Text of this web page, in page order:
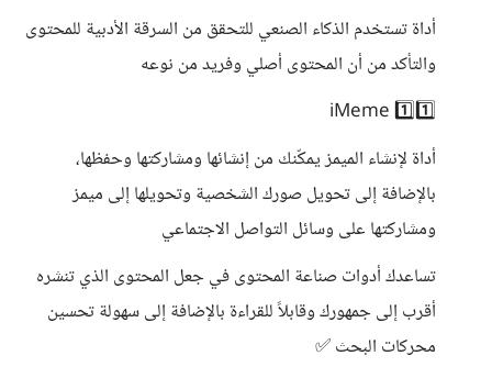
أداة تستخدم الذكاء الصنعي للتحقق من السرقة الأدبية للمحتوى
والتأكد من أن المحتوى أصلي وفريد من نوعه
1️⃣1️⃣ iMeme
أداة لإنشاء الميمز يمكّنك من إنشائها ومشاركتها وحفظها،
بالإضافة إلى تحويل صورك الشخصية وتحويلها إلى ميمز
ومشاركتها على وسائل التواصل الاجتماعي
تساعدك أدوات صناعة المحتوى في جعل المحتوى الذي تنشره
أقرب إلى جمهورك وقابلاً للقراءة بالإضافة إلى سهولة تحسين
محركات البحث ✅